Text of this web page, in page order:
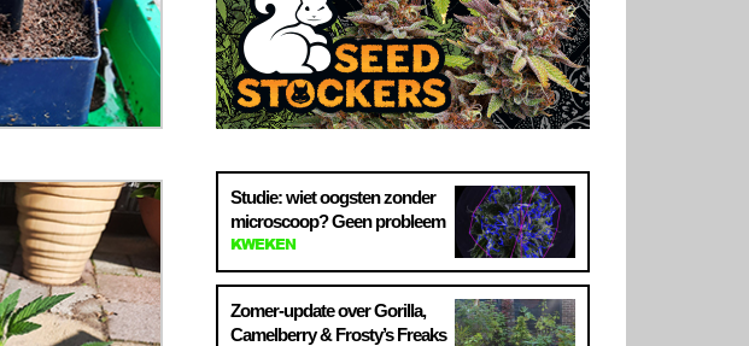
Studie: wiet oogsten zonder
microscoop? Geen probleem
KWEKEN
Zomer-update over Gorilla,
Camelberry & Frosty’s Freaks